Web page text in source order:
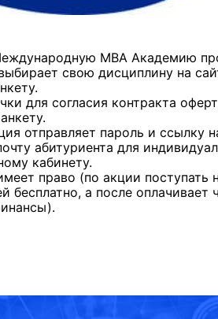
МВА Академию
свою дисциплину на
для согласия контракта
отправляет пароль и ссылку
абитуриента для
кабинету.
право (по акции поступать
бесплатно, а после оплачивает